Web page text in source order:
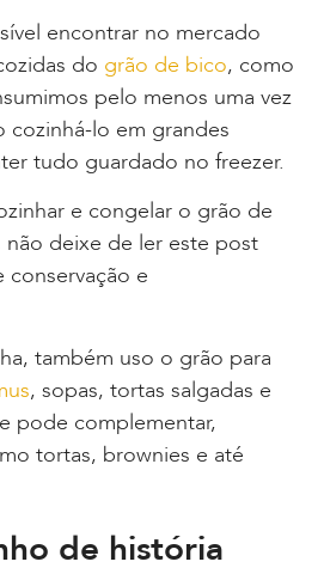
encontrar no mercado
do grão de bico, como
pelo menos uma vez
cozinhá-lo em grandes
tudo guardado no freezer.
e congelar o grão de
deixe de ler este post
conservação e
também uso o grão para
, sopas, tortas salgadas e
pode complementar,
tortas, brownies e até
de história